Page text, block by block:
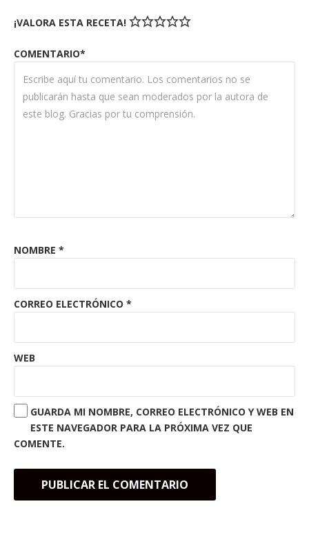
¡VALORA ESTA RECETA!
COMENTARIO*
NOMBRE *
CORREO ELECTRÓNICO *
WEB
GUARDA MI NOMBRE, CORREO ELECTRÓNICO Y WEB EN
ESTE NAVEGADOR PARA LA PRÓXIMA VEZ QUE
COMENTE.